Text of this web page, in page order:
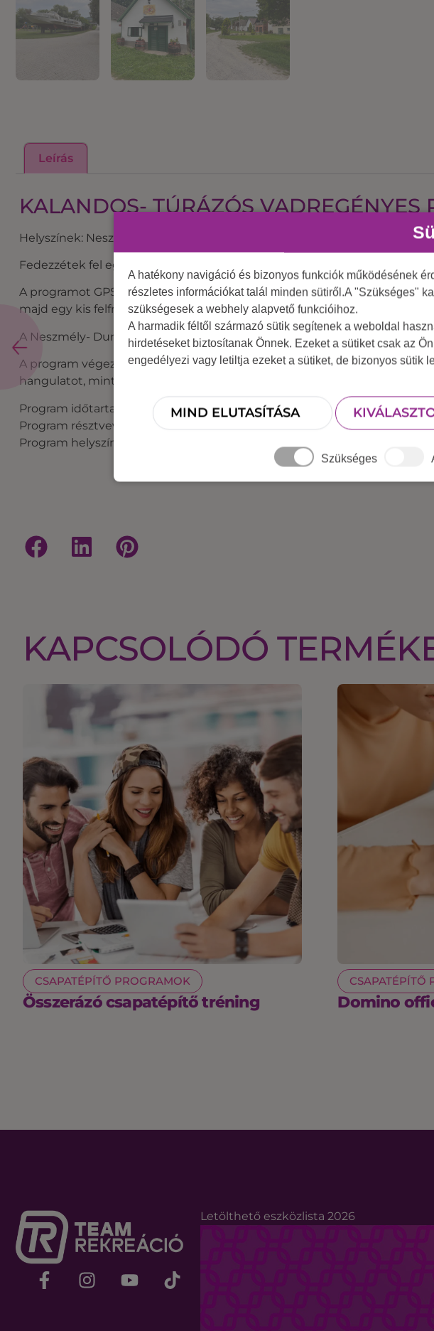
Leírás
KALANDOS- TÚRÁZÓS VADREGÉNYES
Helyszínek: Neszmély, Dunaalmás Dunapart, borpincék és erdei ösvény
Fedezzétek fel egy borozással összekötött barangolás során a Neszmélyi
A programot GPS-es nyomkereséssel indítjuk Neszmély központjából
majd egy kis felfrissülést követően jöhet a csapatépítés sportosabb része.
A Neszmély- Dunaalmás erdei kerékpártúrán kilométerek gyűjtésével
A program végeztével közös főzés, evezés és versenyek várnak rátok a
hangulatot, mint a KUBB, a Dodgebow, tollas, csocsó és pingpong
Program időtartama: 3-12 óra
Program résztvevőinek száma: 8-150 fő
Program helyszíne: kültér
KAPCSOLÓDÓ
CSAPATÉPÍTŐ PROGRAMOK
Összerázó csapatépítő tréning
CSAPATÉPÍTŐ
Domino
Letölthető eszközlista 2026
A hatékony navigáció és bizonyos funkciók működésének
részletes információkat talál minden sütiről.A "Szükséges"
szükségesek a webhely alapvető funkcióihoz.
A harmadik féltől származó sütik segítenek a weboldal
hirdetéseket biztosítanak Önnek. Ezeket a sütiket csak az
engedélyezi vagy letiltja ezeket a sütiket, de bizonyos sütik
MIND ELUTASÍTÁSA
Szükséges